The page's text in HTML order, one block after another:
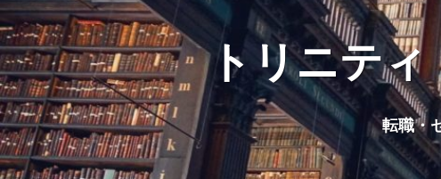
トリニティ
転職・